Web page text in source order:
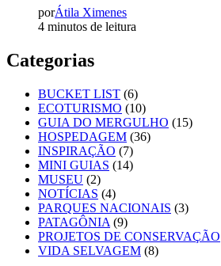
porÁtila Ximenes
4 minutos de leitura
Categorias
BUCKET LIST (6)
ECOTURISMO (10)
GUIA DO MERGULHO (15)
HOSPEDAGEM (36)
INSPIRAÇÃO (7)
MINI GUIAS (14)
MUSEU (2)
NOTÍCIAS (4)
PARQUES NACIONAIS (3)
PATAGÔNIA (9)
PROJETOS DE CONSERVAÇÃO
VIDA SELVAGEM (8)